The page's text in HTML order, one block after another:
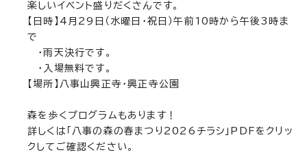
楽しいイベント盛りだくさんです。
【日時】4月29日（水曜日・祝日）午前10時から午後3時ま
で
・雨天決行です。
・入場無料です。
【場所】八事山興正寺・興正寺公園
森を歩くプログラムもあります！
詳しくは「八事の森の春まつり2026チラシ」PDFをクリッ
クしてご確認ください。